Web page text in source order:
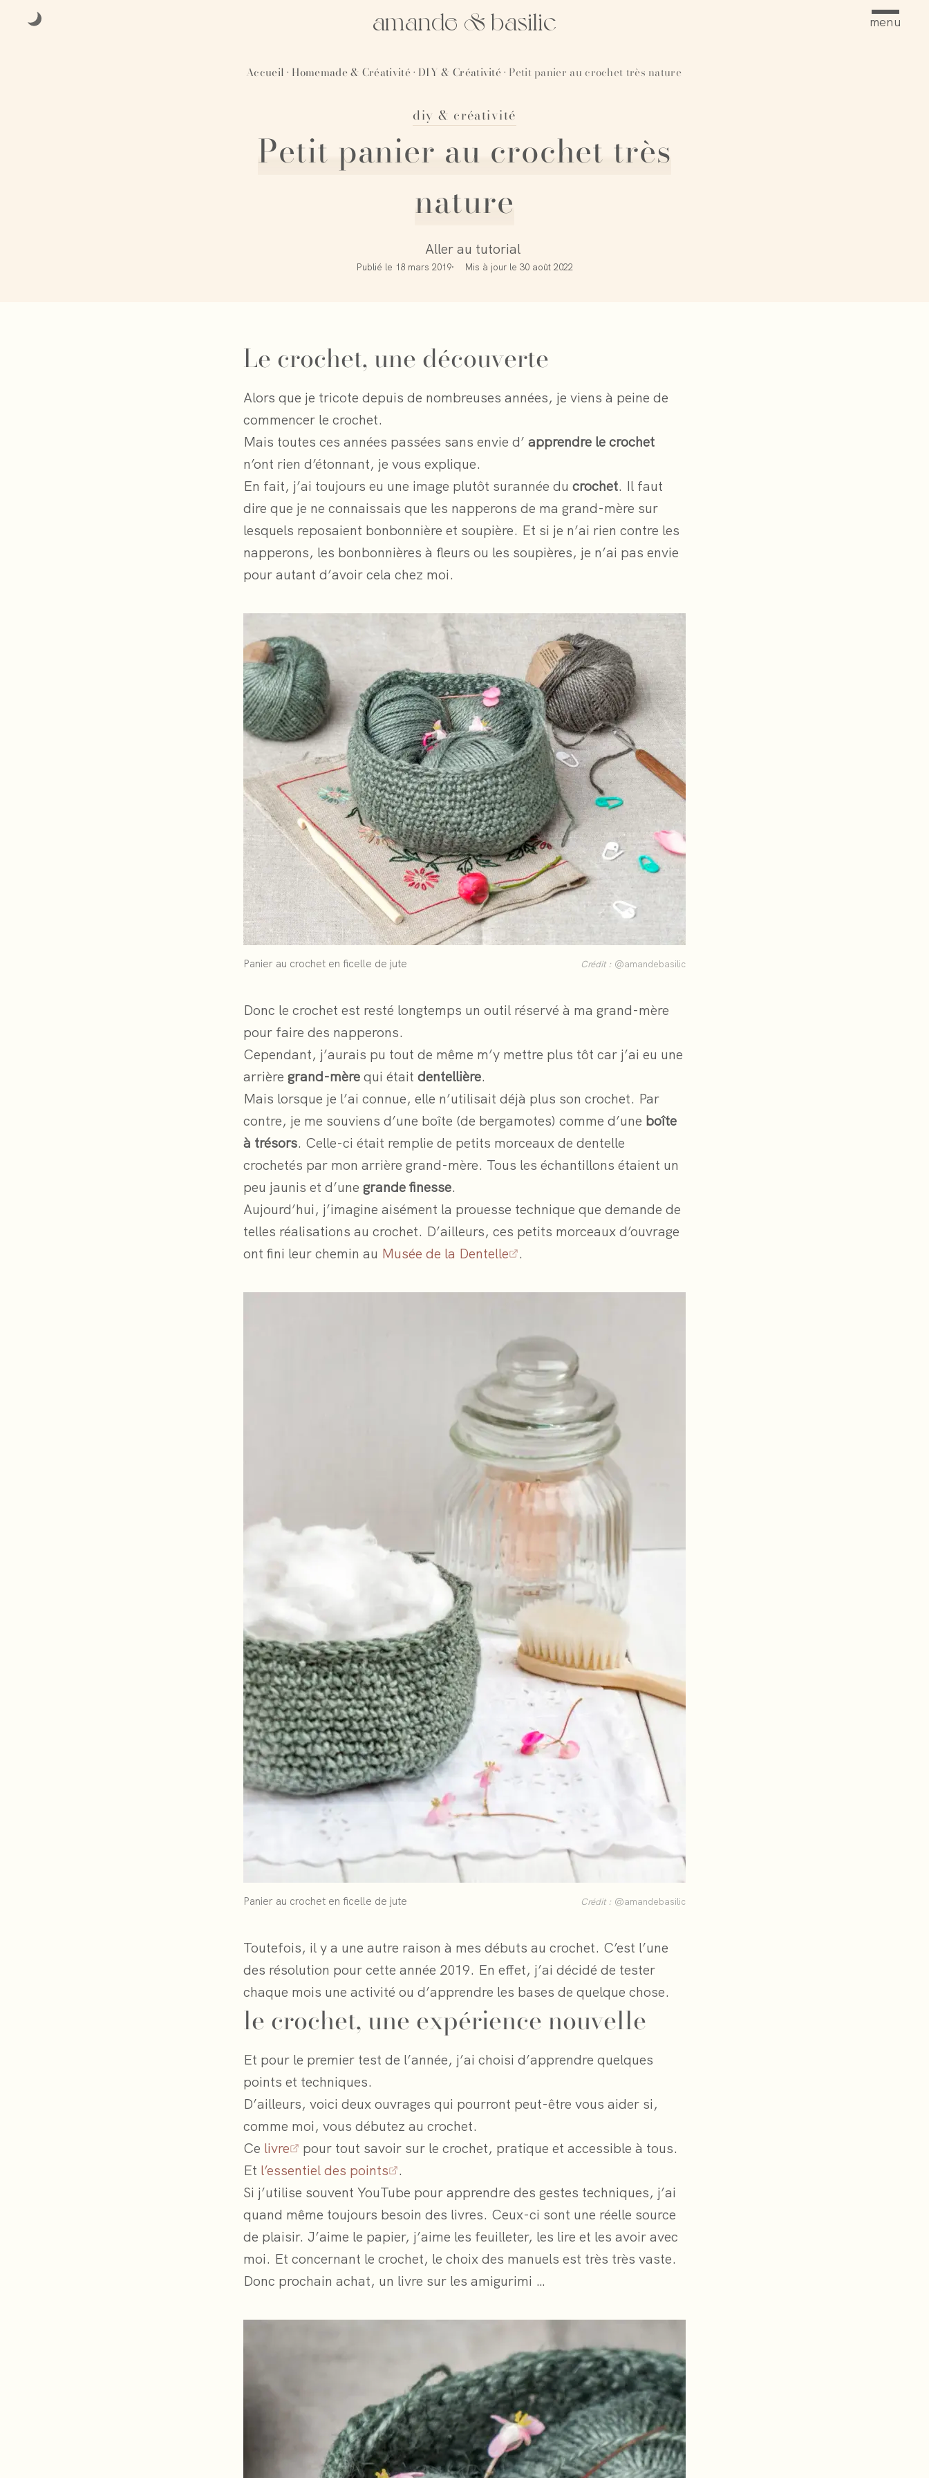
amande & basilic menu
Accueil · Homemade & Créativité · DIY & Créativité · Petit panier au crochet très nature
diy & créativité
Petit panier au crochet très
nature
Aller au tutorial
Publié le 18 mars 2019 Mis à jour le 30 août 2022
Le crochet, une découverte
Alors que je tricote depuis de nombreuses années, je viens à peine de
commencer le crochet.
Mais toutes ces années passées sans envie d’ apprendre le crochet
n’ont rien d’étonnant, je vous explique.
En fait, j’ai toujours eu une image plutôt surannée du crochet. Il faut
dire que je ne connaissais que les napperons de ma grand-mère sur
lesquels reposaient bonbonnière et soupière. Et si je n’ai rien contre les
napperons, les bonbonnières à fleurs ou les soupières, je n’ai pas envie
pour autant d’avoir cela chez moi.
Panier au crochet en ficelle de jute Crédit : @amandebasilic
Donc le crochet est resté longtemps un outil réservé à ma grand-mère
pour faire des napperons.
Cependant, j’aurais pu tout de même m’y mettre plus tôt car j’ai eu une
arrière grand-mèrequi était dentellière.
Mais lorsque je l’ai connue, elle n’utilisait déjà plus son crochet. Par
contre, je me souviens d’une boîte (de bergamotes) comme d’une boîte
à trésors. Celle-ci était remplie de petits morceaux de dentelle
crochetés par mon arrière grand-mère. Tous les échantillons étaient un
peu jaunis et d’une grande finesse.
Aujourd’hui, j’imagine aisément la prouesse technique que demande de
telles réalisations au crochet. D’ailleurs, ces petits morceaux d’ouvrage
ont fini leur chemin au Musée de la Dentelle .
Panier au crochet en ficelle de jute Crédit : @amandebasilic
Toutefois, il y a une autre raison à mes débuts au crochet. C’est l’une
des résolution pour cette année 2019. En effet, j’ai décidé de tester
chaque mois une activité ou d’apprendre les bases de quelque chose.
le crochet, une expérience nouvelle
Et pour le premier test de l’année, j’ai choisi d’apprendre quelques
points et techniques.
D’ailleurs, voici deux ouvrages qui pourront peut-être vous aider si,
comme moi, vous débutez au crochet.
Ce livre
pour tout savoir sur le crochet, pratique et accessible à tous.
Et l’essentiel des points
.
Si j’utilise souvent YouTube pour apprendre des gestes techniques, j’ai
quand même toujours besoin des livres. Ceux-ci sont une réelle source
de plaisir. J’aime le papier, j’aime les feuilleter, les lire et les avoir avec
moi. Et concernant le crochet, le choix des manuels est très très vaste.
Donc prochain achat, un livre sur les amigurimi …